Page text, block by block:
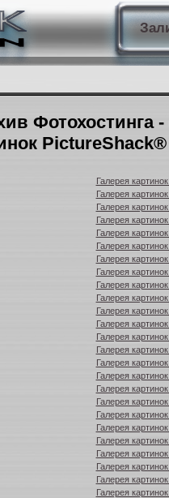
Фотохостинга -
PictureShack®
Галерея
Галерея
Галерея
Галерея
Галерея
Галерея
Галерея
Галерея
Галерея
Галерея
Галерея
Галерея
Галерея
Галерея
Галерея
Галерея
Галерея
Галерея
Галерея
Галерея
Галерея
Галерея
Галерея
Галерея
Галерея